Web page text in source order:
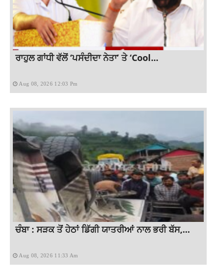
ਰਾਹੁਲ ਗਾਂਧੀ ਵੱਲੋਂ ‘ਪਸੰਦੀਦਾ ਨੇਤਾ’ ਤੇ ‘Cool...
Aug 08, 2026 12:03 Pm
ਚੰਬਾ : ਸੜਕ ਤੋਂ ਹੇਠਾਂ ਡਿੱਗੀ ਯਾਤਰੀਆਂ ਨਾਲ ਭਰੀ ਬੱਸ,...
Aug 08, 2026 11:33 Am